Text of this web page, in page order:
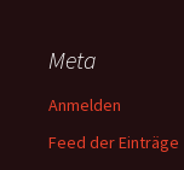
Meta
Anmelden
Feed der Einträge